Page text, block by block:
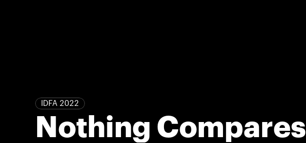
IDFA 2022
Nothing Compares